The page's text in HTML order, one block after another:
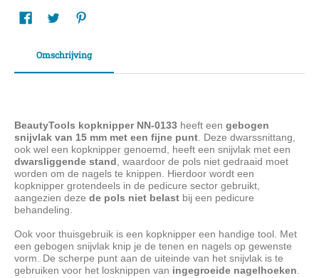
Omschrijving
BeautyTools kopknipper NN-0133 heeft een gebogen
snijvlak van 15 mm met een fijne punt . Deze dwarssnittang,
ook wel een kopknipper genoemd, heeft een snijvlak met een
dwarsliggende stand , waardoor de pols niet gedraaid moet
worden om de nagels te knippen. Hierdoor wordt een
kopknipper grotendeels in de pedicure sector gebruikt,
aangezien deze de pols niet belast bij een pedicure
behandeling.
Ook voor thuisgebruik is een kopknipper een handige tool. Met
een gebogen snijvlak knip je de tenen en nagels op gewenste
vorm. De scherpe punt aan de uiteinde van het snijvlak is te
gebruiken voor het losknippen van ingegroeide nagelhoeken